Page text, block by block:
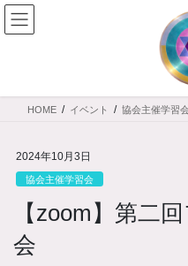
コ
ン
へ
ナ
ビ
ョ
HOME イベント 協会主催学習
2024年10月3日
協会主催学習会
【zoom】第二
会